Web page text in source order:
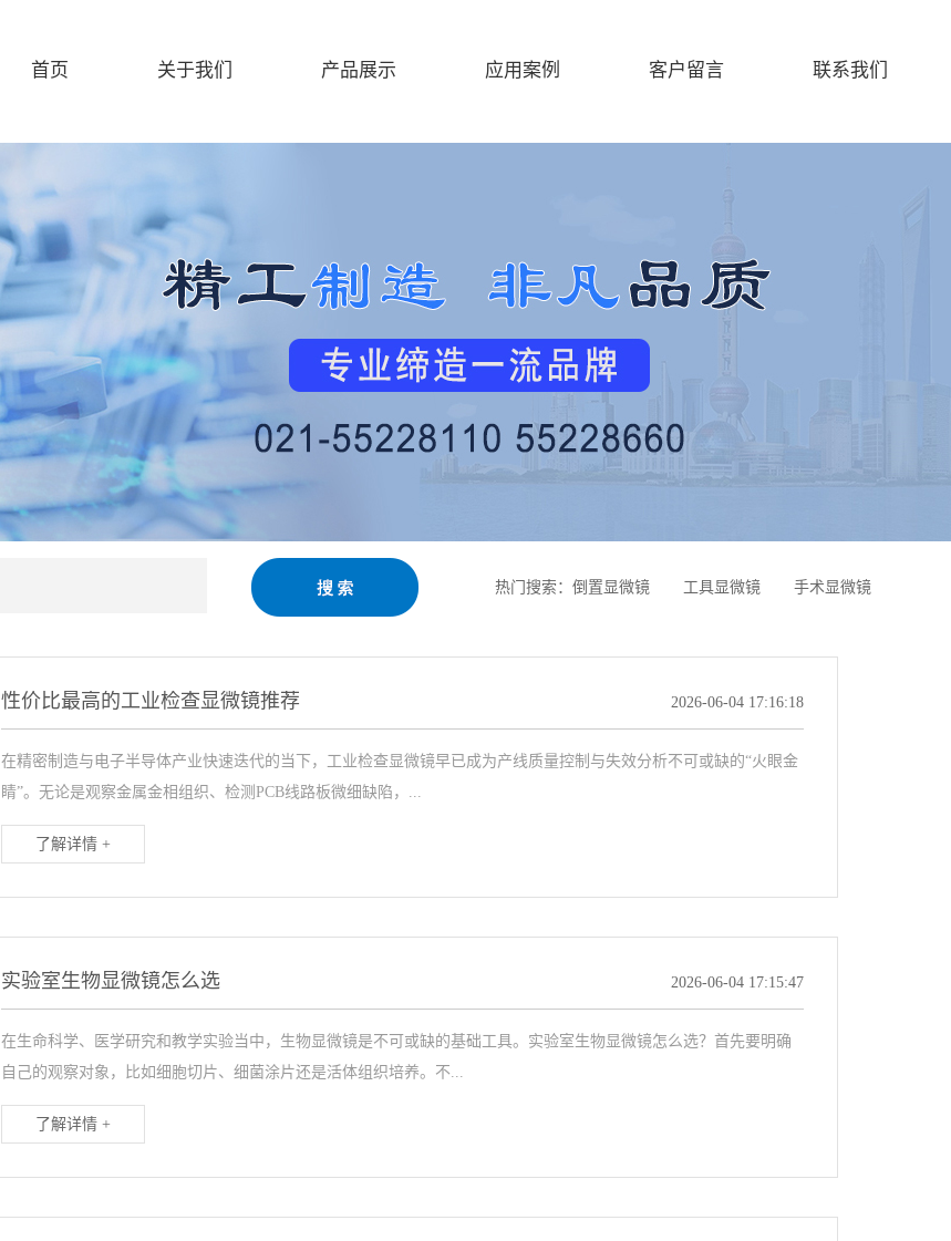
首页 关于我们 产品展示 应用案例 客户留言 联系我们
热门搜索： 倒置显微镜 工具显微镜 手术显微镜
性价比最高的工业检查显微镜推荐 2026-06-04 17:16:18
在精密制造与电子半导体产业快速迭代的当下，工业检查显微镜早已成为产线质量控制与失效分析不可或缺的“火眼金
睛”。无论是观察金属金相组织、检测PCB线路板微细缺陷，...
了解详情 +
实验室生物显微镜怎么选 2026-06-04 17:15:47
在生命科学、医学研究和教学实验当中，生物显微镜是不可或缺的基础工具。实验室生物显微镜怎么选？首先要明确
自己的观察对象，比如细胞切片、细菌涂片还是活体组织培养。不...
了解详情 +